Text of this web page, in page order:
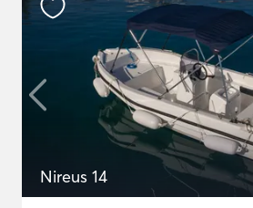
Nireus 14